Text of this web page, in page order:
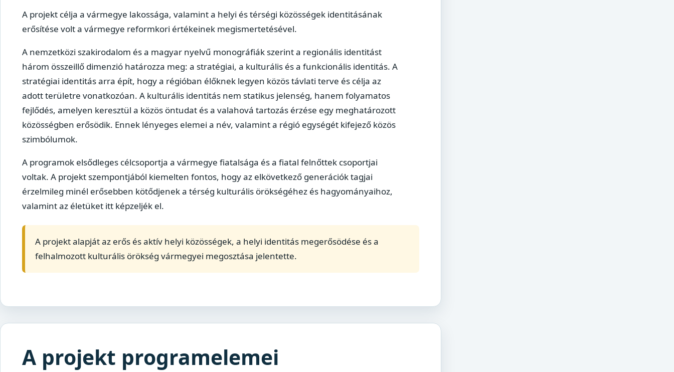
A projekt célja a vármegye lakossága, valamint a helyi és térségi közösségek identitásának
erősítése volt a vármegye reformkori értékeinek megismertetésével.
A nemzetközi szakirodalom és a magyar nyelvű monográfiák szerint a regionális identitást
három összeillő dimenzió határozza meg: a stratégiai, a kulturális és a funkcionális identitás. A
stratégiai identitás arra épít, hogy a régióban élőknek legyen közös távlati terve és célja az
adott területre vonatkozóan. A kulturális identitás nem statikus jelenség, hanem folyamatos
fejlődés, amelyen keresztül a közös öntudat és a valahová tartozás érzése egy meghatározott
közösségben erősödik. Ennek lényeges elemei a név, valamint a régió egységét kifejező közös
szimbólumok.
A programok elsődleges célcsoportja a vármegye fiatalsága és a fiatal felnőttek csoportjai
voltak. A projekt szempontjából kiemelten fontos, hogy az elkövetkező generációk tagjai
érzelmileg minél erősebben kötődjenek a térség kulturális örökségéhez és hagyományaihoz,
valamint az életüket itt képzeljék el.
A projekt alapját az erős és aktív helyi közösségek, a helyi identitás megerősödése és a
felhalmozott kulturális örökség vármegyei megosztása jelentette.
A projekt programelemei